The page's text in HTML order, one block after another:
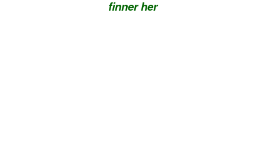
finner her